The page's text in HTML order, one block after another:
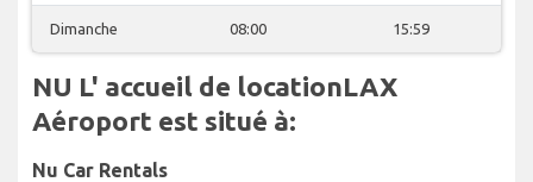
Dimanche 08:00 15:59
NU L' accueil de locationLAX
Aéroport est situé à:
Nu Car Rentals